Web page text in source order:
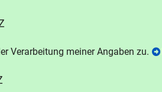
Verarbeitung meiner Angaben zu.